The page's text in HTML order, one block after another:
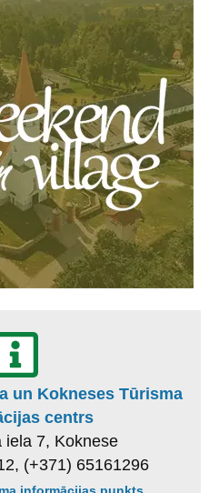
un Kokneses Tūrisma
centrs
iela 7, Koknese
(+371) 65161296
informācijas punkts